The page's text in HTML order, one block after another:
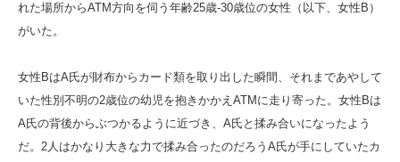
れた場所からATM方向を伺う年齢25歳-30歳位の女性（以下、女性B）
がいた。
女性BはA氏が財布からカード類を取り出した瞬間、それまであやして
いた性別不明の2歳位の幼児を抱きかかえATMに走り寄った。女性Bは
A氏の背後からぶつかるように近づき、A氏と揉み合いになったよう
だ。2人はかなり大きな力で揉み合ったのだろうA氏が手にしていたカ